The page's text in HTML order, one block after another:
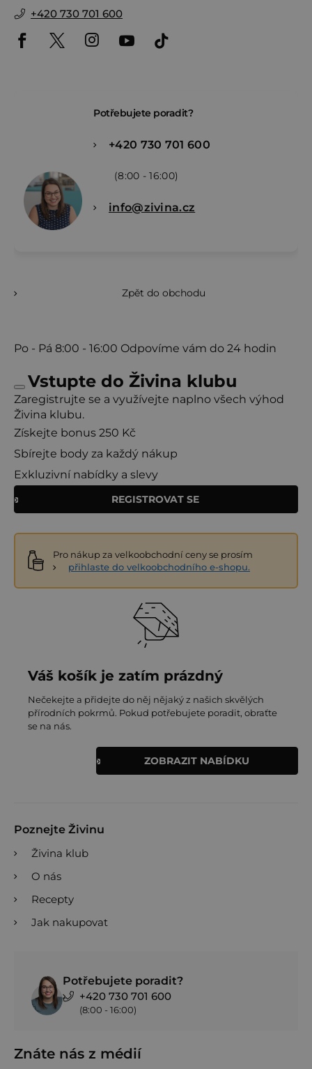
+420 730 701 600
Potřebujete poradit?
+420 730 701 600
(8:00 - 16:00)
info@zivina.cz
Zpět do obchodu
Po - Pá 8:00 - 16:00 Odpovíme vám do 24 hodin
Vstupte do Živina klubu
Zaregistrujte se a využívejte naplno všech výhod
Živina klubu.
Získejte bonus 250 Kč
Sbírejte body za každý nákup
Exkluzivní nabídky a slevy
REGISTROVAT SE
Pro nákup za velkoobchodní ceny se prosím
přihlaste do velkoobchodního e-shopu.
Váš košík je zatím prázdný
Nečekejte a přidejte do něj nějaký z našich skvělých
přírodních pokrmů. Pokud potřebujete poradit, obraťte
se na nás.
ZOBRAZIT NABÍDKU
Poznejte Živinu
Živina klub
O nás
Recepty
Jak nakupovat
Potřebujete poradit?
+420 730 701 600
(8:00 - 16:00)
Znáte nás z médií